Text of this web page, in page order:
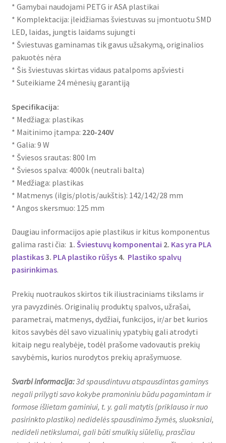
* Gamybai naudojami PETG ir ASA plastikai
* Komplektacija: įleidžiamas šviestuvas su įmontuotu SMD
LED, laidas, jungtis laidams sujungti
* Šviestuvas gaminamas tik gavus užsakymą, originalios
pakuotės nėra
* Šis šviestuvas skirtas vidaus patalpoms apšviesti
* Suteikiame 24 mėnesių garantiją
Specifikacija:
* Medžiaga: plastikas
* Maitinimo įtampa: 220-240V
* Galia: 9 W
* Šviesos srautas: 800 lm
* Šviesos spalva: 4000k (neutrali balta)
* Medžiaga: plastikas
* Matmenys (ilgis/plotis/aukštis): 142/142/28 mm
* Angos skersmuo: 125 mm
Daugiau informacijos apie plastikus ir kitus komponentus
galima rasti čia: 1. Šviestuvų komponentai 2. Kas yra PLA
plastikas3. PLA plastiko rūšys4. Plastiko spalvų
pasirinkimas.
Prekių nuotraukos skirtos tik iliustraciniams tikslams ir
yra pavyzdinės. Originalių produktų spalvos, užrašai,
parametrai, matmenys, dydžiai, funkcijos, ir/ar bet kurios
kitos savybės dėl savo vizualinių ypatybių gali atrodyti
kitaip negu realybėje, todėl prašome vadovautis prekių
savybėmis, kurios nurodytos prekių aprašymuose.
Svarbi informacija:3d spausdintuvu atspausdintas gaminys
negali prilygti savo kokybe pramoniniu būdu pagamintam ir
formose išlietam gaminiui, t. y. gali matytis (priklauso ir nuo
pasirinkto plastiko) nedidelės spausdinimo žymės, sluoksniai,
nedideli netikslumai, gali būti smulkių siūlelių, prasčiau